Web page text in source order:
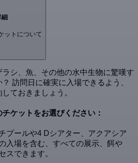
ットについて
シ、魚、その他の水中生物に驚嘆す
訪問日に確実に入場できるよう、
ておきましょう。
ケットをお選びください：
プールや4 Dシアター、アクアシア
入場を含む、すべての展示、餌や
スできます。